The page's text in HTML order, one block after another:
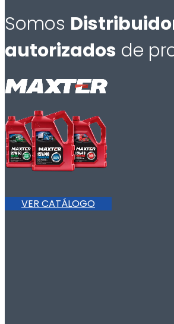
Somos
autorizados de
VER CATÁLOGO